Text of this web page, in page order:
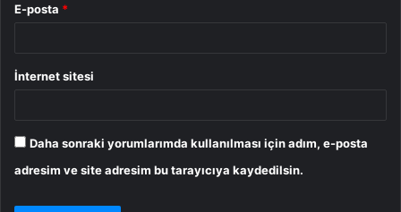
E-posta *
İnternet sitesi
Daha sonraki yorumlarımda kullanılması için adım, e-posta
adresim ve site adresim bu tarayıcıya kaydedilsin.